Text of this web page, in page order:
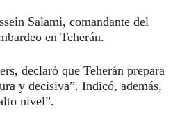
Salami, comandante del
en Teherán.
declaró que Teherán prepara
y decisiva”. Indicó, además,
nivel”.